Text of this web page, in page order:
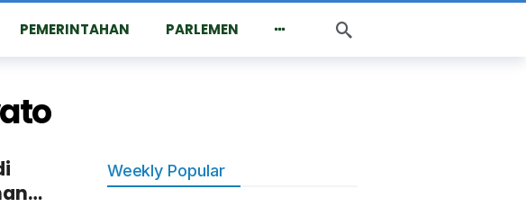
PEMERINTAHAN PARLEMEN
Weekly Popular